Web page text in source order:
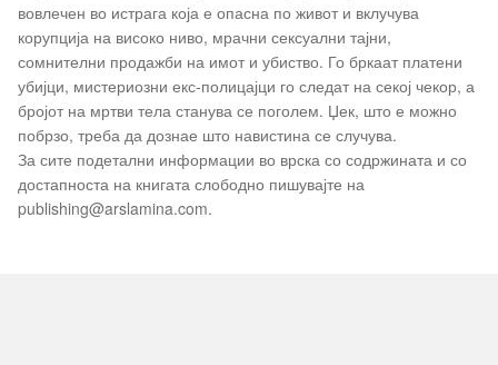
вовлечен во истрага која е опасна по живот и вклучува
корупција на високо ниво, мрачни сексуални тајни,
сомнителни продажби на имот и убиство. Го бркаат платени
убијци, мистериозни екс-полицајци го следат на секој чекор, а
бројот на мртви тела станува се поголем. Џек, што е можно
побрзо, треба да дознае што навистина се случува.
За сите подетални информации во врска со содржината и со
достапноста на книгата слободно пишувајте на
publishing@arslamina.com.